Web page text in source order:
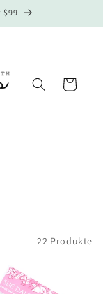
$99
Warenkorb
22 Produkte